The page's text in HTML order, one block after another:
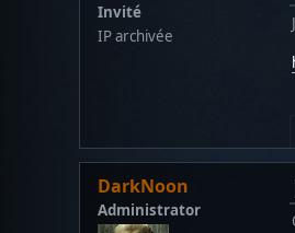
Invité
IP archivée
DarkNoon
Administrator